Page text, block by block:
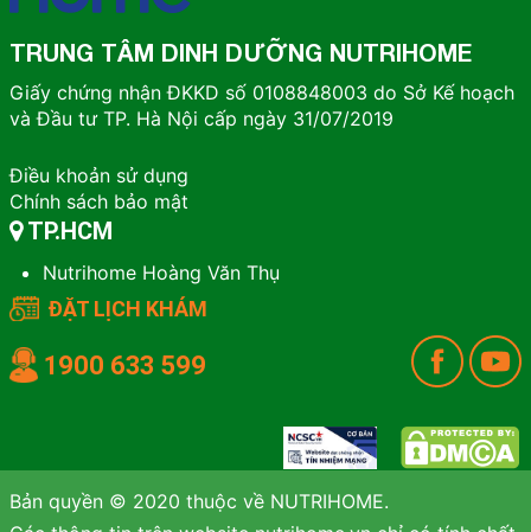
TRUNG TÂM DINH DƯỠNG NUTRIHOME
Giấy chứng nhận ĐKKD số 0108848003 do Sở Kế hoạch
và Đầu tư TP. Hà Nội cấp ngày 31/07/2019
Điều khoản sử dụng
Chính sách bảo mật
TP.HCM
Nutrihome Hoàng Văn Thụ
ĐẶT LỊCH KHÁM
1900 633 599
Bản quyền © 2020 thuộc về NUTRIHOME.